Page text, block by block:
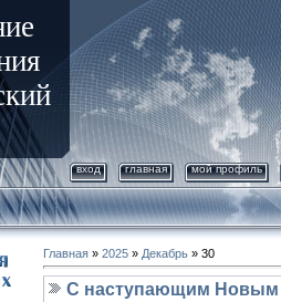
вход главная мой профиль
Главная » 2025 » Декабрь » 30
С наступающим Новым